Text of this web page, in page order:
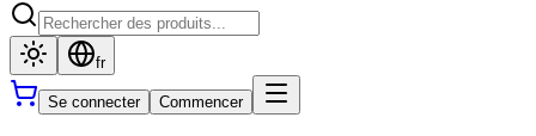
fr
Se connecter Commencer